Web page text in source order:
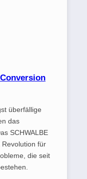
überfällige
das
SCHWALBE
Revolution für
die seit